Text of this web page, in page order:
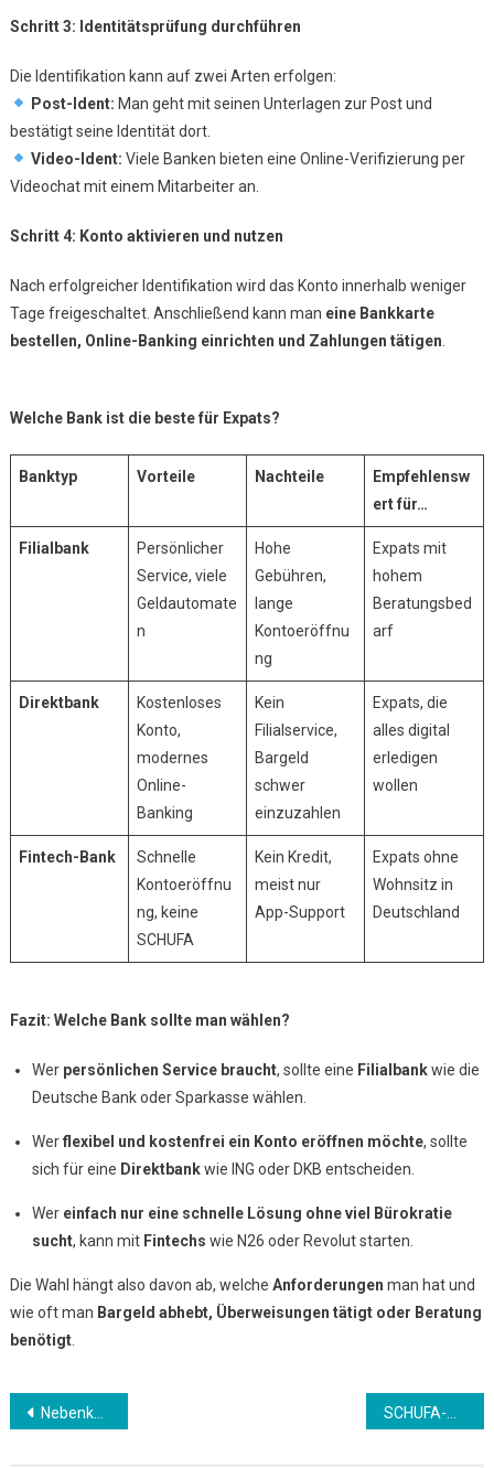
Schritt 3: Identitätsprüfung durchführen
Die Identifikation kann auf zwei Arten erfolgen:
Post-Ident: Man geht mit seinen Unterlagen zur Post und
bestätigt seine Identität dort.
Video-Ident: Viele Banken bieten eine Online-Verifizierung per
Videochat mit einem Mitarbeiter an.
Schritt 4: Konto aktivieren und nutzen
Nach erfolgreicher Identifikation wird das Konto innerhalb weniger
Tage freigeschaltet. Anschließend kann man eine Bankkarte
bestellen, Online-Banking einrichten und Zahlungen tätigen
Welche Bank ist die beste für Expats?
Banktyp Vorteile Nachteile
Empfehlensw
ert für…
Filialbank
Persönlicher
Service, viele
Geldautomate
n
Hohe
Gebühren,
lange
Kontoeröffnu
ng
Expats mit
hohem
Beratungsbed
arf
Direktbank
Kostenloses
Konto,
modernes
Online-
Banking
Kein
Filialservice,
Bargeld
schwer
einzuzahlen
Expats, die
alles digital
erledigen
wollen
Fintech-Bank
Schnelle
Kontoeröffnu
ng, keine
SCHUFA
Kein Kredit,
meist nur
App-Support
Expats ohne
Wohnsitz in
Deutschland
Fazit: Welche Bank sollte man wählen?
Wer persönlichen Service braucht, sollte eine Filialbankwie die
Deutsche Bank oder Sparkasse wählen.
Werflexibel und kostenfrei ein Konto eröffnen möchte, sollte
sich für eine Direktbankwie ING oder DKB entscheiden.
Wer einfach nur eine schnelle Lösung ohne viel Bürokratie
sucht, kann mit Fintechs wie N26 oder Revolut starten.
Die Wahl hängt also davon ab, welche Anforderungen man hat und
wie oft man Bargeld abhebt, Überweisungen tätigt oder Beratung
benötigt.
Beitrags-
Navigation
Nebenkosten in Deutschland – Was ist enthalten?